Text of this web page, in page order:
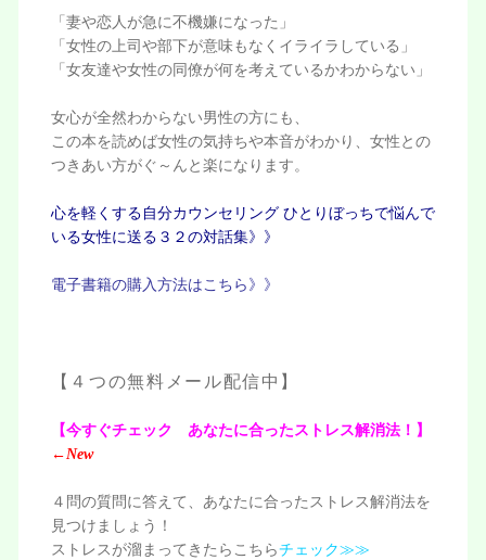
「妻や恋人が急に不機嫌になった」
「女性の上司や部下が意味もなくイライラしている」
「女友達や女性の同僚が何を考えているかわからない」
女心が全然わからない男性の方にも、
この本を読めば女性の気持ちや本音がわかり、女性との
つきあい方がぐ～んと楽になります。
心を軽くする自分カウンセリング ひとりぼっちで悩んで
いる女性に送る３２の対話集》》
電子書籍の購入方法はこちら》》
【４つの無料メール配信中】
【今すぐチェック あなたに合ったストレス解消法！】
←New
４問の質問に答えて、あなたに合ったストレス解消法を
見つけましょう！
ストレスが溜まってきたらこちらチェック≫≫